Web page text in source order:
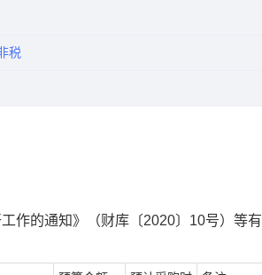
税
作的通知》（财库〔2020〕10号）等有